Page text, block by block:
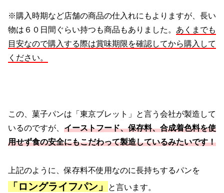
※購入時期など店舗の商品の仕入れにもよりますが、長い
物は６０日間ぐらい持つも商品もありました。 あくまでも
目安なので購入する際は賞味期限を確認してから購入して
ください。
この、菓子パンは「東京ブレット」と言う会社が製造して
いるのですが、 イーストフード、保存料、合成着色料を使
用せず食の安全にもこだわって製造しているみたいです！
上記のように、保存料不使用なのに長持ちするパンを
「ロングライフパン」 と言います。